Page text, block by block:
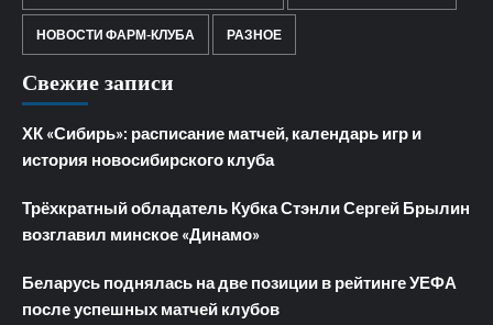
НОВОСТИ ФАРМ-КЛУБА РАЗНОЕ
Свежие записи
ХК «Сибирь»: расписание матчей, календарь игр и
история новосибирского клуба
Трёхкратный обладатель Кубка Стэнли Сергей Брылин
возглавил минское «Динамо»
Беларусь поднялась на две позиции в рейтинге УЕФА
после успешных матчей клубов